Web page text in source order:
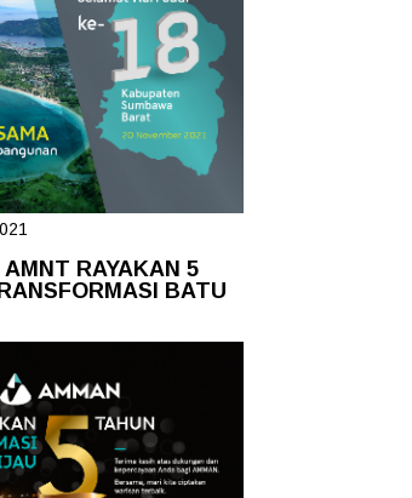
RAYAKAN 5
BATU